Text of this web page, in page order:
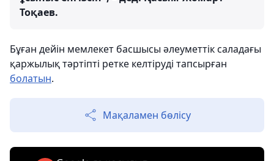
Тоқаев.
Бұған дейін мемлекет басшысы әлеуметтік саладағы
қаржылық тәртіпті ретке келтіруді тапсырған
болатын.
Мақаламен бөлісу